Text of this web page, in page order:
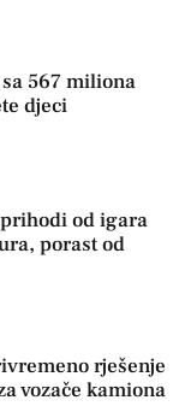
567 miliona
djeci
od igara
porast od
rješenje
vozače kamiona